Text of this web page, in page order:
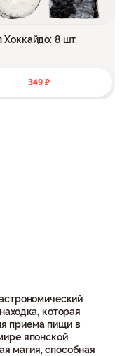
Хоккайдо: 8 шт.
349 ₽
которая
приема пищи в
японской
магия, способная